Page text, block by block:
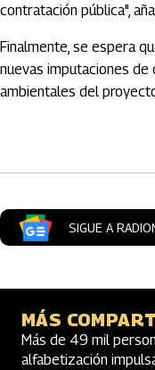
contratación pública",
Finalmente, se espera
nuevas imputaciones
ambientales del
SIGUE A
MÁS
Más de 49 mil
alfabetización